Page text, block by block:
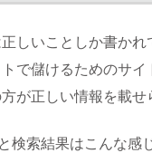
しいことしか書か
で儲けるためのサ
が正しい情報を載せ
検索結果はこんな感